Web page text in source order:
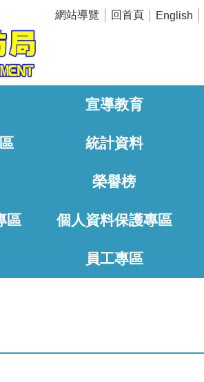
網站導覽 回首頁 English
宣導教育
統計資料
榮譽榜
區 個人資料保護專區
員工專區